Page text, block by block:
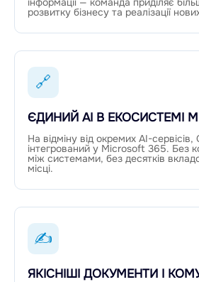
розвитку бізнесу та реалізації
🔗
ЄДИНИЙ AI В ЕКОСИСТЕМІ
На відміну від окремих AI-
інтегрований у Microsoft 365. Без
між системами, без десятків
місці.
✍
ЯКІСНІШІ ДОКУМЕНТИ І